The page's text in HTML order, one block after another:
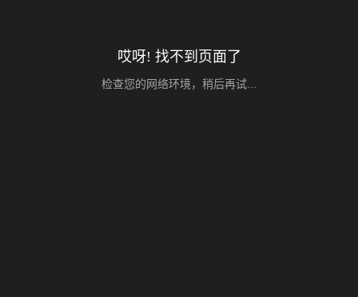
哎呀! 找不到页面了
检查您的网络环境，稍后再试...